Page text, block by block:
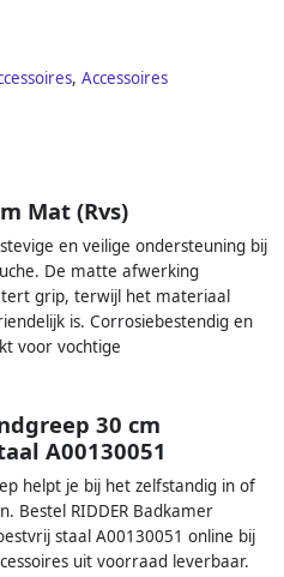
, Accessoires
Mat (Rvs)
en veilige ondersteuning bij
De matte afwerking
grip, terwijl het materiaal
is. Corrosiebestendig en
voor vochtige
30 cm
A00130051
helpt je bij het zelfstandig in of
Bestel RIDDER Badkamer
staal A00130051 online bij
uit voorraad leverbaar.